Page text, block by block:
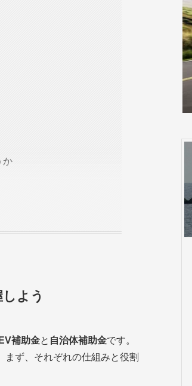
か
よう
補助金と 自治体補助金です。
ず、それぞれの仕組みと役割